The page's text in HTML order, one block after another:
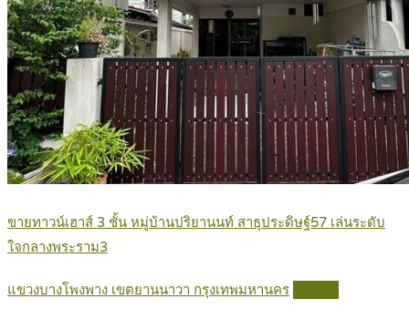
ขายทาวน์เฮาส์ 3 ชั้น หมู่บ้านปริยานนท์ สาธุประดิษฐ์57 เล่นระดับ
ใจกลางพระราม3
แขวงบางโพงพาง เขตยานนาวา กรุงเทพมหานคร